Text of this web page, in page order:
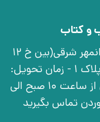
و کتاب
تهران، خ انقلاب، خ 12 فروردین، خ روانمهر شرقی(بین خ 12
فروردین و خ فخر رازی)، بن‌بست اوّل، پلاک 1 - زمان تحویل:
شنبه تا چهارشنبه به جز روزهای تعطیل از ساعت 10 صبح الی